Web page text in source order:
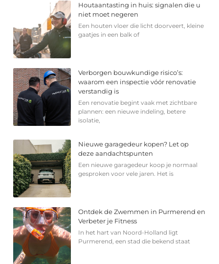
Houtaantasting in huis: signalen die u
niet moet negeren
Een houten vloer die licht doorveert, kleine
gaatjes in een balk of
Verborgen bouwkundige risico’s:
waarom een inspectie vóór renovatie
verstandig is
Een renovatie begint vaak met zichtbare
plannen: een nieuwe indeling, betere
isolatie,
Nieuwe garagedeur kopen? Let op
deze aandachtspunten
Een nieuwe garagedeur koop je normaal
gesproken voor vele jaren. Het is
Ontdek de Zwemmen in Purmerend en
Verbeter je Fitness
In het hart van Noord-Holland ligt
Purmerend, een stad die bekend staat